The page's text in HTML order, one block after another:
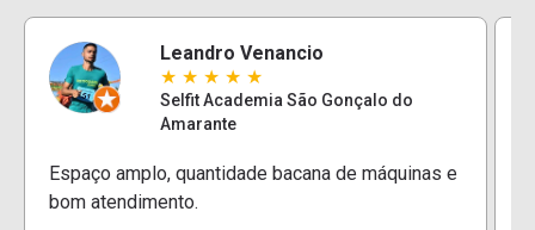
Leandro Venancio
★ ★ ★ ★ ★
Selfit Academia São Gonçalo do
Amarante
Espaço amplo, quantidade bacana de máquinas e
bom atendimento.